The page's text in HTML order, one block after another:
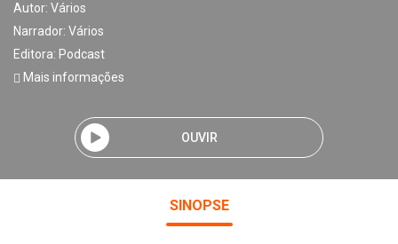
Autor: Vários
Narrador: Vários
Editora: Podcast
Mais informações
OUVIR
SINOPSE